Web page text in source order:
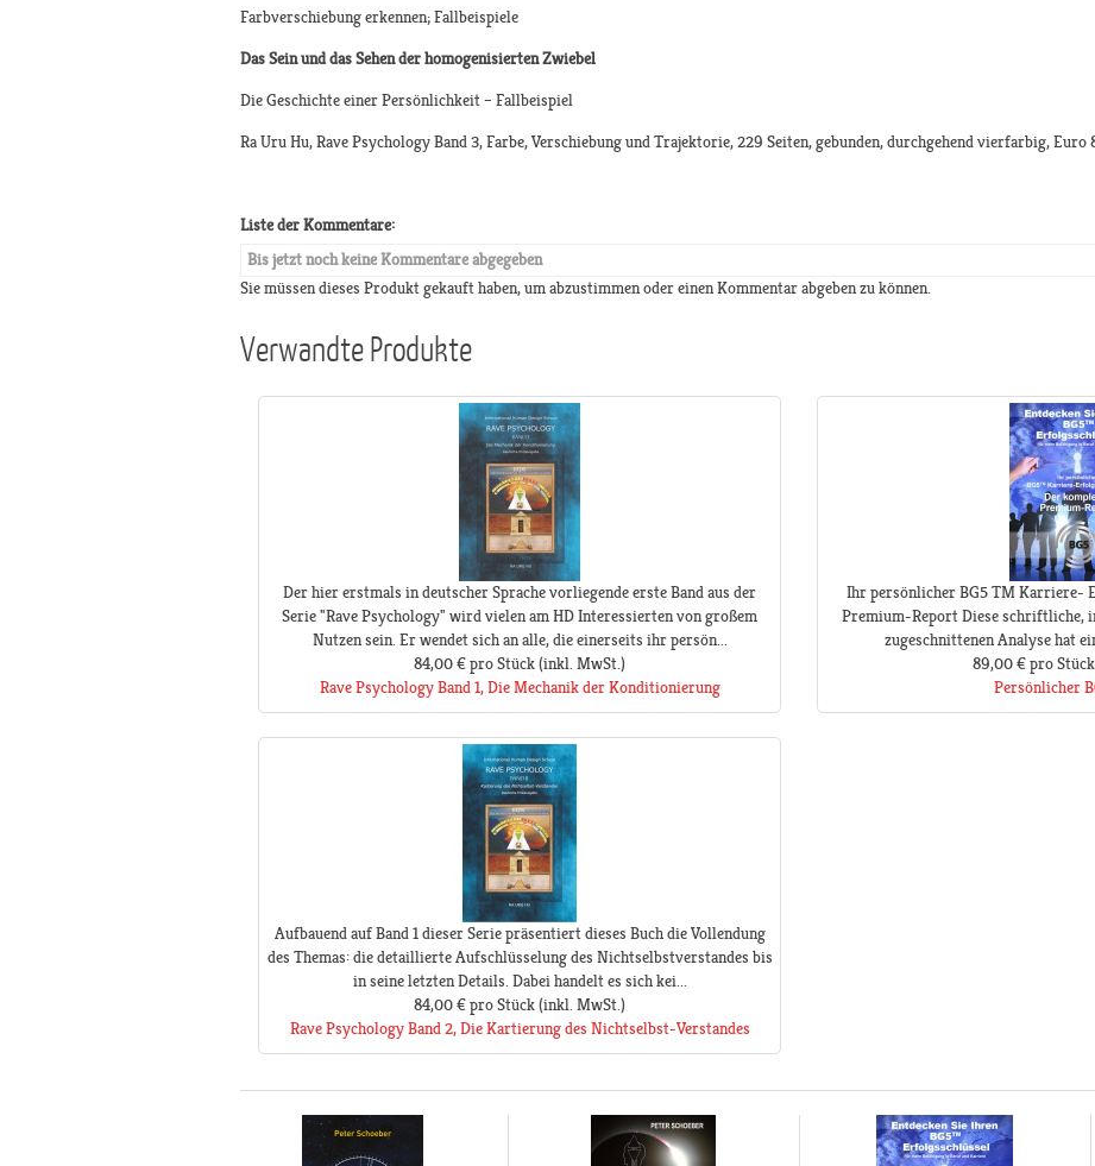
Farbverschiebung erkennen; Fallbeispiele
Das Sein und das Sehen der homogenisierten Zwiebel
Die Geschichte einer Persönlichkeit – Fallbeispiel
Ra Uru Hu, Rave Psychology Band 3, Farbe, Verschiebung und Trajektorie, 229 Seiten, gebunden, durchgehend vierfarbig, Euro
Liste der Kommentare:
Bis jetzt noch keine Kommentare abgegeben
Sie müssen dieses Produkt gekauft haben, um abzustimmen oder einen Kommentar abgeben zu können.
Verwandte Produkte
Der hier erstmals in deutscher Sprache vorliegende erste Band aus der
Serie "Rave Psychology" wird vielen am HD Interessierten von großem
Nutzen sein. Er wendet sich an alle, die einerseits ihr persön...
84,00 €pro Stück(inkl. MwSt.)
Rave Psychology Band 1, Die Mechanik der Konditionierung
Ihr persönlicher BG5 TM Karriere-
Premium-Report Diese schriftliche,
zugeschnittenen Analyse hat
89,00 € pro Stück
Persönlicher
Aufbauend auf Band 1 dieser Serie präsentiert dieses Buch die Vollendung
des Themas: die detaillierte Aufschlüsselung des Nichtselbstverstandes bis
in seine letzten Details. Dabei handelt es sich kei...
84,00 €pro Stück(inkl. MwSt.)
Rave Psychology Band 2, Die Kartierung des Nichtselbst-Verstandes